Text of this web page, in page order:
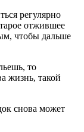
регулярно
отжившее
чтобы дальше
то
жизнь, такой
снова может